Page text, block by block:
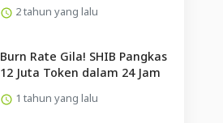
2 tahun yang lalu
Burn Rate Gila! SHIB Pangkas
12 Juta Token dalam 24 Jam
1 tahun yang lalu